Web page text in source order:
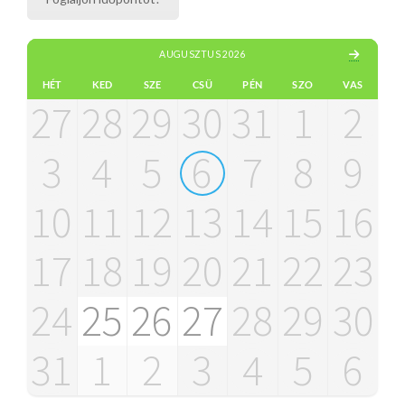
AUGUSZTUS 2026
HÉT KED SZE CSÜ PÉN SZO VAS
27 28 29 30 31 1
2
3 4 5 6 7 8 9
10 11 12 13 14 15 16
17 18 19 20 21 22 23
24 25 26 27 28 29 30
31 1 2 3 4 5 6